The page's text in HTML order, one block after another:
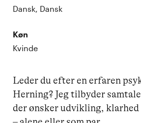
Dansk, Dansk
Køn
Kvinde
Leder du efter en erfaren
Herning? Jeg tilbyder
der ønsker udvikling,